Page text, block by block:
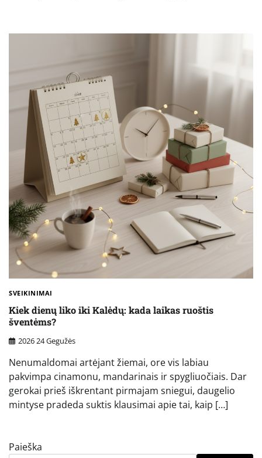
SVEIKINIMAI
Kiek dienų liko iki Kalėdų: kada laikas ruoštis
šventėms?
2026 24 Gegužės
Nenumaldomai artėjant žiemai, ore vis labiau
pakvimpa cinamonu, mandarinais ir spygliuočiais. Dar
gerokai prieš iškrentant pirmajam sniegui, daugelio
mintyse pradeda suktis klausimai apie tai, kaip […]
Paieška